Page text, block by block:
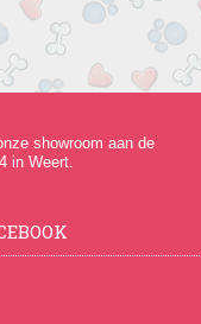
showroom aan de
in Weert.